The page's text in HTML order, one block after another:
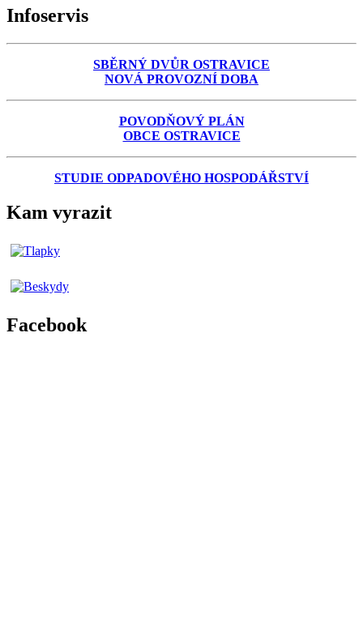
Infoservis
SBĚRNÝ DVŮR OSTRAVICE
NOVÁ PROVOZNÍ DOBA
POVODŇOVÝ PLÁN
OBCE OSTRAVICE
STUDIE ODPADOVÉHO HOSPODÁŘSTVÍ
Kam vyrazit
Facebook